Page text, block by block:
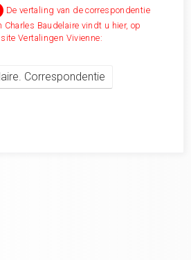
De vertaling van de correspondentie
Charles Baudelaire vindt u hier, op
Vertalingen Vivienne:
Correspondentie